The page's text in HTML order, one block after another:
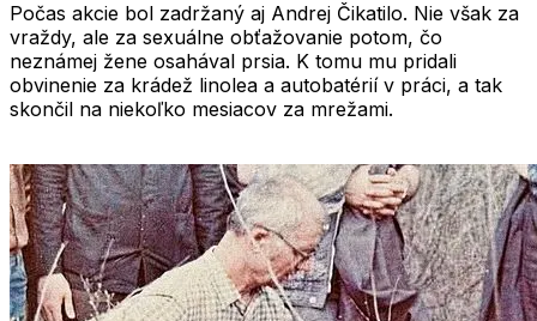
Počas akcie bol zadržaný aj Andrej Čikatilo. Nie však za
vraždy, ale za sexuálne obťažovanie potom, čo
neznámej žene osahával prsia. K tomu mu pridali
obvinenie za krádež linolea a autobatérií v práci, a tak
skončil na niekoľko mesiacov za mrežami.